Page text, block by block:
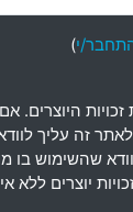
י)
היוצרים.
זה עליך לוודא
לוודא שהשימוש
יוצרים